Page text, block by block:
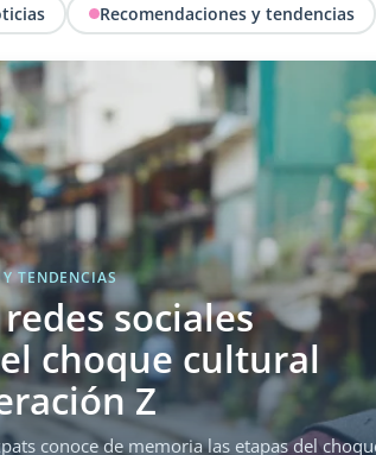
Recomendaciones y tendencias
TENDENCIAS
sociales
choque cultural
Z
conoce de memoria las etapas del